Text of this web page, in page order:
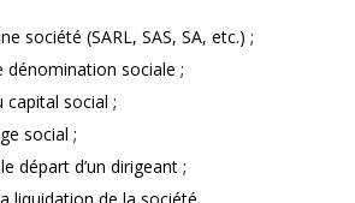
société (SARL, SAS, SA, etc.) ;
dénomination sociale ;
social ;
social ;
départ d’un dirigeant ;